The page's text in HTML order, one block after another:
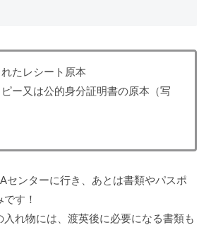
たレシート原本
ピー又は公的身分証明書の原本（写
センターに行き、あとは書類やパスポ
す！
入れ物には、渡英後に必要になる書類も